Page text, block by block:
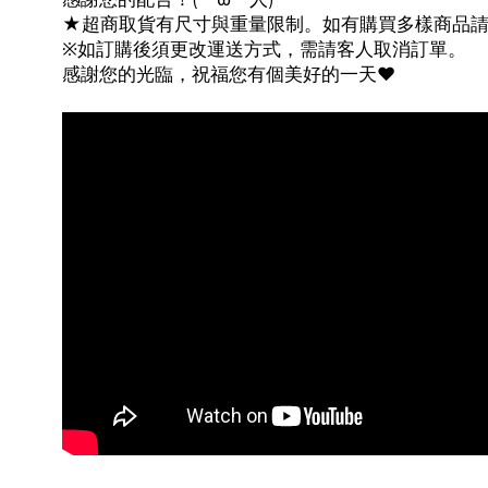
★超商取貨有尺寸與重量限制。如有購買多樣商品
※如訂購後須更改運送方式，需請客人取消訂單。
感謝您的光臨，祝福您有個美好的一天♥